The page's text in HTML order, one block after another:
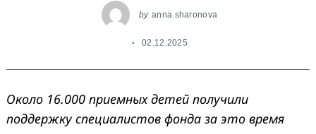
by anna.sharonova
02.12.2025
Около 16.000 приемных детей получили
поддержку специалистов фонда за это время